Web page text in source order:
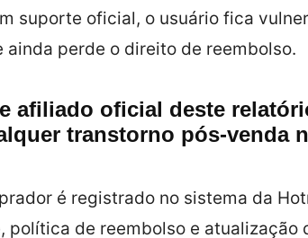
suporte oficial, o usuário fica
perde o direito de reembolso.
afiliado oficial deste
transtorno pós‑venda
é registrado no sistema da
política de reembolso e atualização